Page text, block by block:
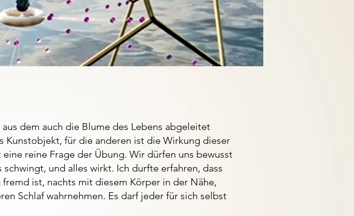
dem auch die Blume des Lebens abgeleitet
Kunstobjekt, für die anderen ist die Wirkung dieser
reine Frage der Übung. Wir dürfen uns bewusst
und alles wirkt. Ich durfte erfahren, dass
ist, nachts mit diesem Körper in der Nähe,
Schlaf wahrnehmen. Es darf jeder für sich selbst